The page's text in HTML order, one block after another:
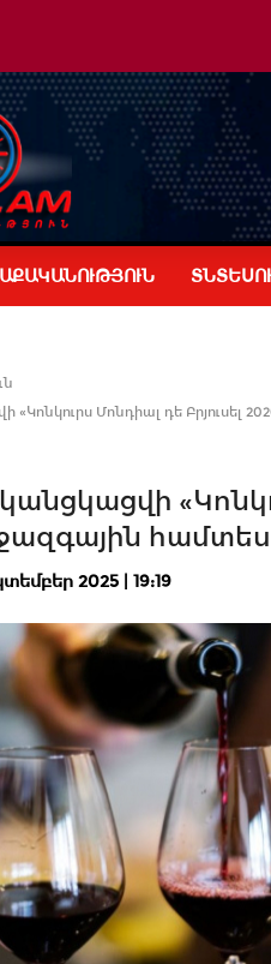
Մոնդիալ դե Բրյուսել
2025 | 19:19